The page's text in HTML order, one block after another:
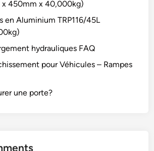
450mm x 40,000kg)
en Aluminium TRP116/45L
hydrauliques FAQ
pour Véhicules – Rampes
une porte?